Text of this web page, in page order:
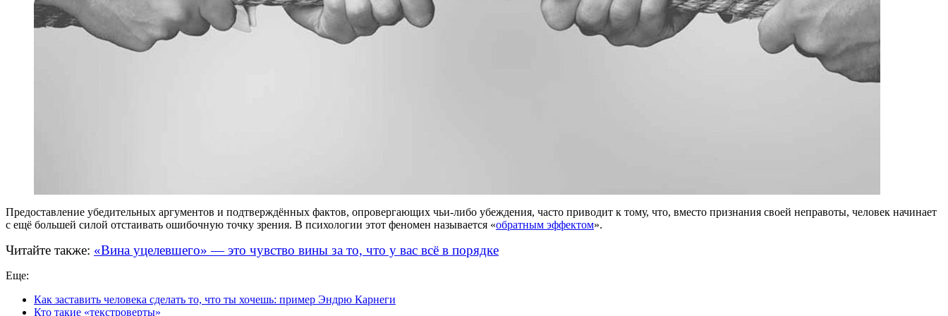
Предоставление убедительных аргументов и подтверждённых фактов, опровергающих чьи-либо убеждения, часто приводит к тому, что, вместо признания своей неправоты, человек начинает
с ещё большей силой отстаивать ошибочную точку зрения. В психологии этот феномен называется «обратным эффектом».
Читайте также: «Вина уцелевшего» — это чувство вины за то, что у вас всё в порядке
Еще:
Как заставить человека сделать то, что ты хочешь: пример Эндрю Карнеги
Кто такие «текстроверты»